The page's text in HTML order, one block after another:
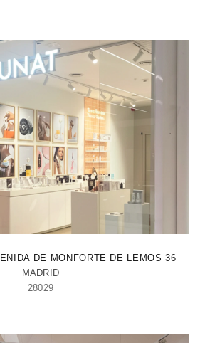
DE MONFORTE DE LEMOS 36
MADRID
28029